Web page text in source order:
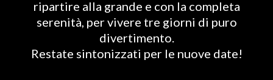
ripartire alla grande e con la completa
serenità, per vivere tre giorni di puro
divertimento.
Restate sintonizzati per le nuove date!